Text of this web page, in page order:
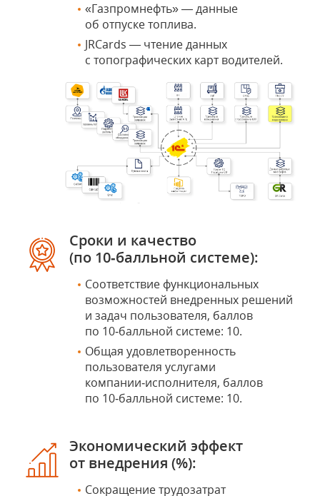
«Газпромнефть» — данные
об отпуске топлива.
JRCards — чтение данных
с топографических карт водителей.
Сроки и качество
(по 10‑балльной системе):
Соответствие функциональных
возможностей внедренных решений
и задач пользователя, баллов
по 10‑балльной системе: 10.
Общая удовлетворенность
пользователя услугами
компании‑исполнителя, баллов
по 10‑балльной системе: 10.
Экономический эффект
от внедрения (%):
Сокращение трудозатрат